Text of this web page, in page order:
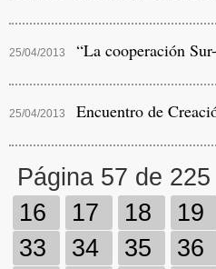
25/04/2013 “La cooperación
25/04/2013 Encuentro de
Página 57 de
16
17 18 19
33
34 35 36